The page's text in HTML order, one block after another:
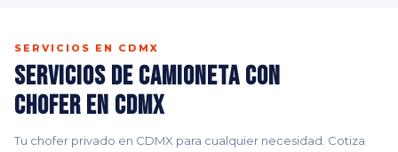
SERVICIOS EN CDMX
Servicios de Camioneta con
Chofer en CDMX
Tu chofer privado en CDMX para cualquier necesidad. Cotiza